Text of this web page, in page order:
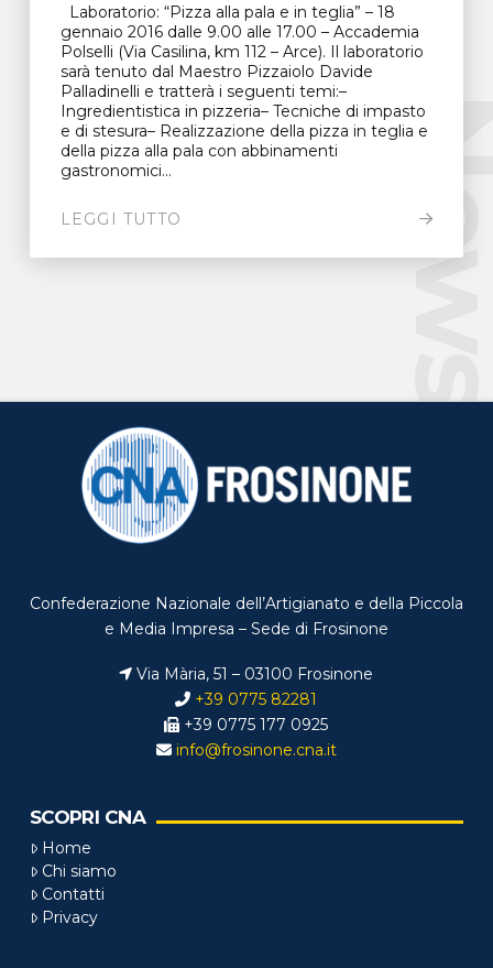
Laboratorio: “Pizza alla pala e in teglia” – 18
gennaio 2016 dalle 9.00 alle 17.00 – Accademia
Polselli (Via Casilina, km 112 – Arce). Il laboratorio
sarà tenuto dal Maestro Pizzaiolo Davide
Palladinelli e tratterà i seguenti temi:–
Ingredientistica in pizzeria– Tecniche di impasto
e di stesura– Realizzazione della pizza in teglia e
della pizza alla pala con abbinamenti
gastronomici...
LEGGI TUTTO
Confederazione Nazionale dell’Artigianato e della Piccola
e Media Impresa – Sede di Frosinone
Via Mària, 51 – 03100 Frosinone
+39 0775 82281
+39 0775 177 0925
info@frosinone.cna.it
SCOPRI CNA
Home
Chi siamo
Contatti
Privacy